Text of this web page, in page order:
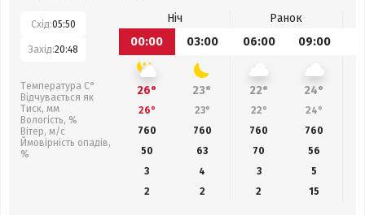
Схід:05:50
Захід:20:48
Температура С°
Відчувається як
Тиск, мм
Вологість, %
Вітер, м/с
Ймовірність опадів,
%
Ніч
Ранок
00:00
03:00 06:00 09:00
26° 23° 22° 24°
26° 23° 22° 24°
760
760 760 760
50
63 70 56
3
4 3
5
2
2 2 15